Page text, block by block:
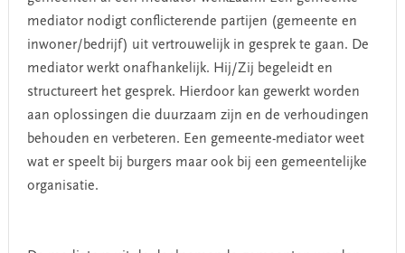
mediator nodigt conflicterende partijen (gemeente en
inwoner/bedrijf) uit vertrouwelijk in gesprek te gaan. De
mediator werkt onafhankelijk. Hij/Zij begeleidt en
structureert het gesprek. Hierdoor kan gewerkt worden
aan oplossingen die duurzaam zijn en de verhoudingen
behouden en verbeteren. Een gemeente-mediator weet
wat er speelt bij burgers maar ook bij een gemeentelijke
organisatie.